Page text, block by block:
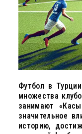
Футбол в
множества
занимают
значительное
историю,